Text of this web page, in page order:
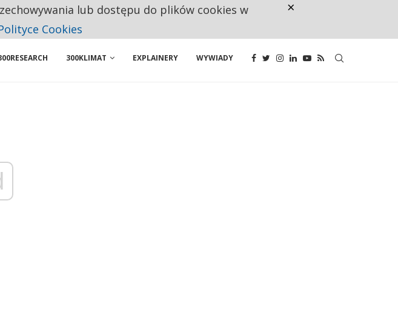
Z POLSKI
300KLIMAT EXPLAINERY WYWIADY
lub dostępu do plików cookies w
Cookies
×